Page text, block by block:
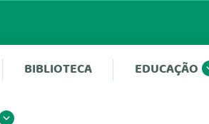
BIBLIOTECA EDUCAÇÃO